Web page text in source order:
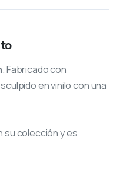
. Fabricado con
en vinilo con una
su colección y es